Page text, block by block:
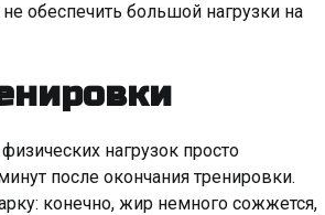
обеспечить большой нагрузки на
нагрузок просто
после окончания тренировки.
конечно, жир немного сожжется,